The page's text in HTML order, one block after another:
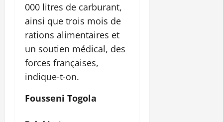
000 litres de carburant,
ainsi que trois mois de
rations alimentaires et
un soutien médical, des
forces françaises,
indique-t-on.
Fousseni Togola